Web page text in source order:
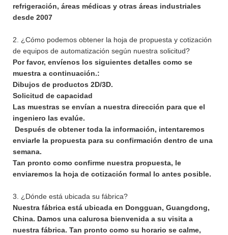
refrigeración, áreas médicas y otras áreas industriales
desde 2007
2. ¿Cómo podemos obtener la hoja de propuesta y cotización
de equipos de automatización según nuestra solicitud?
Por favor, envíenos los siguientes detalles como se
muestra a continuación.:
Dibujos de productos 2D/3D.
Solicitud de capacidad
Las muestras se envían a nuestra dirección para que el
ingeniero las evalúe.
Después de obtener toda la información, intentaremos
enviarle la propuesta para su confirmación dentro de una
semana.
Tan pronto como confirme nuestra propuesta, le
enviaremos la hoja de cotización formal lo antes posible.
3. ¿Dónde está ubicada su fábrica?
Nuestra fábrica está ubicada en Dongguan, Guangdong,
China. Damos una calurosa bienvenida a su visita a
nuestra fábrica. Tan pronto como su horario se calme,